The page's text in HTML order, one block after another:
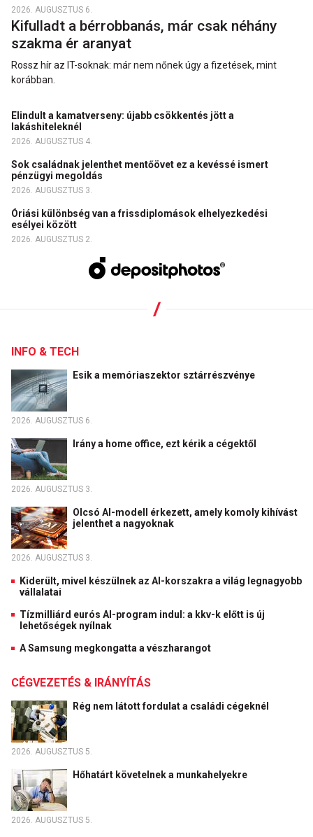
2026. AUGUSZTUS 6.
Kifulladt a bérrobbanás, már csak néhány
szakma ér aranyat
Rossz hír az IT-soknak: már nem nőnek úgy a fizetések, mint
korábban.
Elindult a kamatverseny: újabb csökkentés jött a
lakáshiteleknél
2026. AUGUSZTUS 4.
Sok családnak jelenthet mentőövet ez a kevéssé ismert
pénzügyi megoldás
2026. AUGUSZTUS 3.
Óriási különbség van a frissdiplomások elhelyezkedési
esélyei között
2026. AUGUSZTUS 2.
INFO & TECH
Esik a memóriaszektor sztárrészvénye
2026. AUGUSZTUS 6.
Irány a home office, ezt kérik a cégektől
2026. AUGUSZTUS 3.
Olcsó AI-modell érkezett, amely komoly kihívást
jelenthet a nagyoknak
2026. AUGUSZTUS 3.
Kiderült, mivel készülnek az AI-korszakra a világ legnagyobb
vállalatai
Tízmilliárd eurós AI-program indul: a kkv-k előtt is új
lehetőségek nyílnak
A Samsung megkongatta a vészharangot
CÉGVEZETÉS & IRÁNYÍTÁS
Rég nem látott fordulat a családi cégeknél
2026. AUGUSZTUS 5.
Hőhatárt követelnek a munkahelyekre
2026. AUGUSZTUS 5.